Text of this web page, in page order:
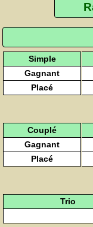
Simple
Gagnant
Placé
Couplé
Gagnant
Placé
Trio